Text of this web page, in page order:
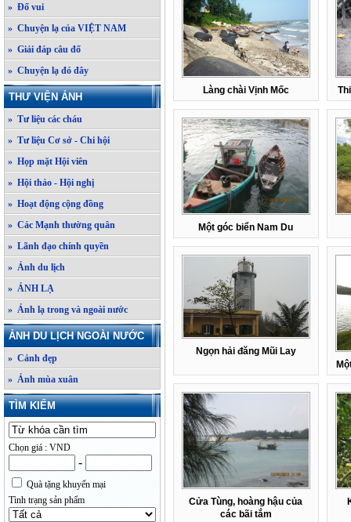
» Đố vui
» Chuyện lạ của VIỆT NAM
» Giải đáp câu đố
» Chuyện lạ đó đây
THƯ VIỆN ẢNH
» Tư liệu các cháu
» Tư liệu Cơ sở - Chi hội
» Họp mặt Hội viên
» Hội thảo - Hội nghị
» Hoạt động cộng đồng
» Các Mạnh thường quân
» Lãnh đạo chính quyền
» Ảnh du lịch
» ẢNH LẠ
» Ảnh lạ trong và ngoài nước
ẢNH DU LỊCH NGOÀI NƯỚC
» Cảnh đẹp
» Ảnh mùa xuân
TÌM KIẾM
Chọn giá : VND
-
Quà tặng khuyến mại
Tình trạng sản phẩm
Làng chài Vịnh Mốc
Một góc biển Nam Du
Ngọn hải đăng Mũi Lay
Cửa Tùng, hoàng hậu của
các bãi tắm